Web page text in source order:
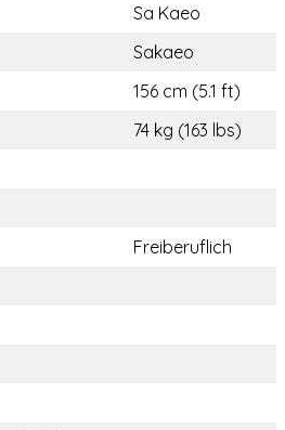
Sa Kaeo
Sakaeo
156 cm (5.1 ft)
74 kg (163 lbs)
Freiberuflich